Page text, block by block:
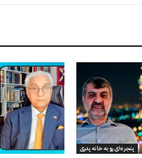
پنجره‌ای رو به خانه پدری